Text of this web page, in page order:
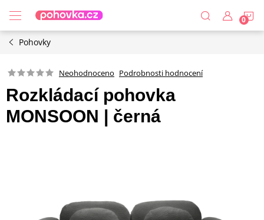
obsah
Pohovky
Neohodnoceno Podrobnosti hodnocení
Rozkládací pohovka
MONSOON | černá